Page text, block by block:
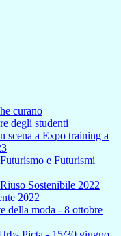
curano
degli studenti
scena a Expo training a
e Futurismi
Sostenibile 2022
2022
della moda - 8 ottobre